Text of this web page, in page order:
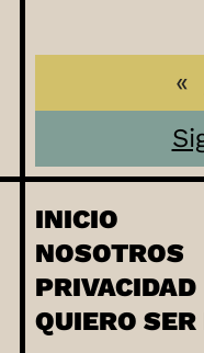
«
INICIO
NOSOTROS
PRIVACIDAD
QUIERO